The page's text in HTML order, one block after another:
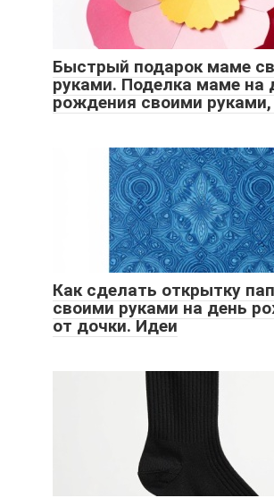
Быстрый подарок маме
руками. Поделка маме на
рождения своими
Как сделать открытку
своими руками на день
от дочки. Идеи